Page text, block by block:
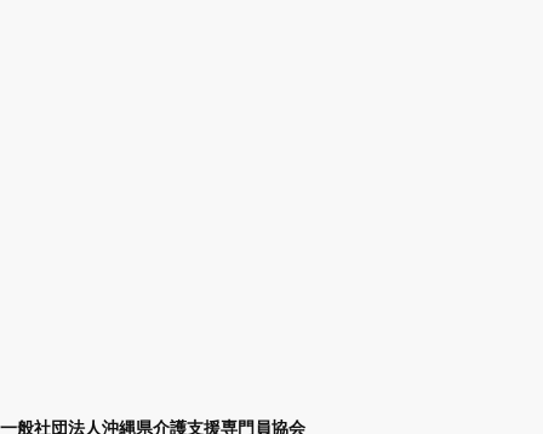
一般社団法人沖縄県介護支援専門員協会